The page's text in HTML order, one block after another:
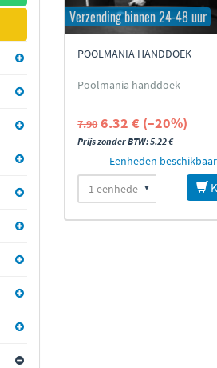
Verzending binnen 24-48 uur
POOLMANIA HANDDOEK
Poolmania handdoek
7.90 6.32 € (–20%)
Prijs zonder BTW: 5.22 €
Eenheden